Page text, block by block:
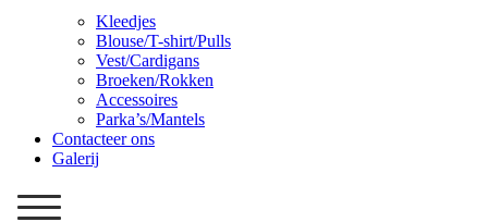
Kleedjes
Blouse/T-shirt/Pulls
Vest/Cardigans
Broeken/Rokken
Accessoires
Parka’s/Mantels
Contacteer ons
Galerij